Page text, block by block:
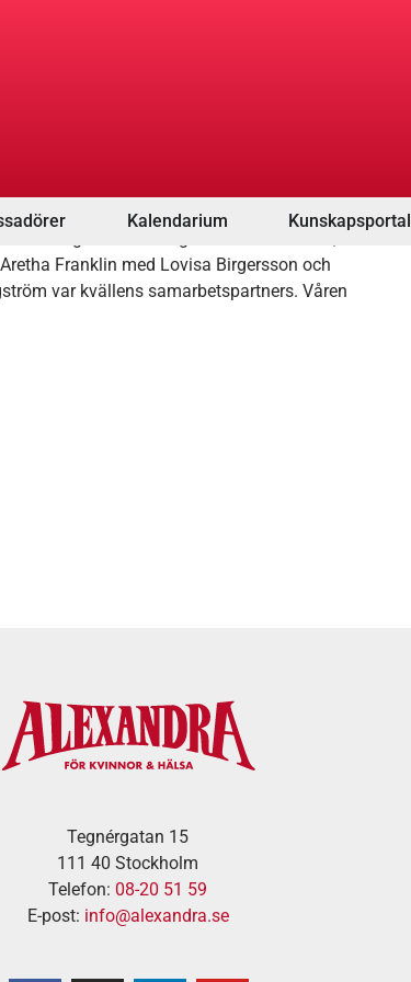
Kalendarium Kunskapsportal
Franklin med Lovisa Birgersson och
var kvällens samarbetspartners. Våren
Tegnérgatan 15
111 40 Stockholm
Telefon: 08-20 51 59
E-post: info@alexandra.se